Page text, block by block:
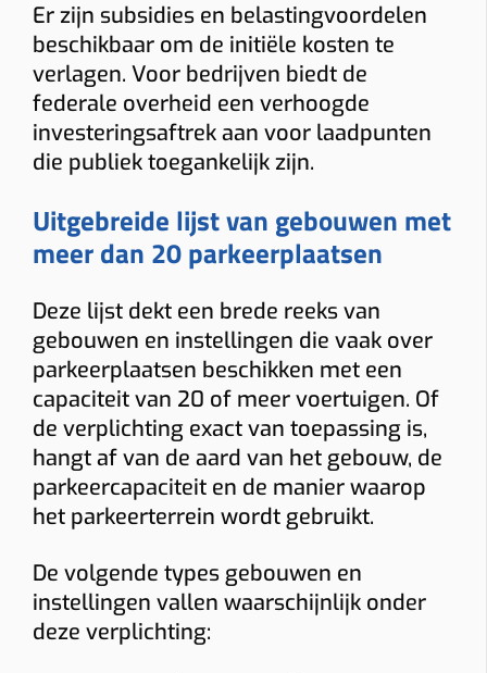
Er zijn subsidies en belastingvoordelen
beschikbaar om de initiële kosten te
verlagen. Voor bedrijven biedt de
federale overheid een verhoogde
investeringsaftrek aan voor laadpunten
die publiek toegankelijk zijn.
Uitgebreide lijst van gebouwen met
meer dan 20 parkeerplaatsen
Deze lijst dekt een brede reeks van
gebouwen en instellingen die vaak over
parkeerplaatsen beschikken met een
capaciteit van 20 of meer voertuigen. Of
de verplichting exact van toepassing is,
hangt af van de aard van het gebouw, de
parkeercapaciteit en de manier waarop
het parkeerterrein wordt gebruikt.
De volgende types gebouwen en
instellingen vallen waarschijnlijk onder
deze verplichting:
Thuis: vaak 6% btw bij woning ≥10 jaar. Zakelijk: 21% btw.
Montage
Wand Paal
Afstand verdeelkast → laadpunt
≤ 5 m 5–10 m 10–15 m > 15 m tot 20 m
Load balancing
Ja Nee
Voorkomt dat de hoofdzekering uitvalt.
Meter
Digitale meter Analoge meter
BTW thuis
Woning ≥10 jaar (6% btw) Nieuwere woning (21% btw)
Alleen bij “Thuis”.
Gewenste functies (meerdere mogelijk)
Solar laden Dynamische tarieven laden Vaste kabel
Socket Smart charging Mobiele app
Laadpas (RFID) Ingebouwde MID-meter